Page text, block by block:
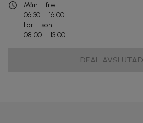
Mån – fre
06.30 – 16.00
Lör – sön
08.00 – 13.00
DEAL AVSLUTAD